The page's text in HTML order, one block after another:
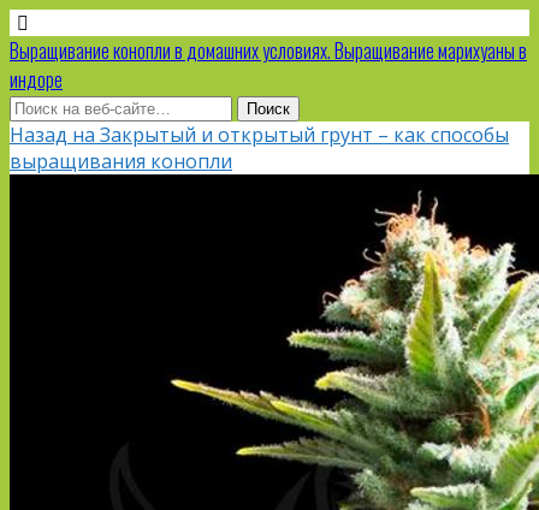
Выращивание конопли в домашних условиях. Выращивание марихуаны в
индоре
Назад на Закрытый и открытый грунт – как способы
выращивания конопли